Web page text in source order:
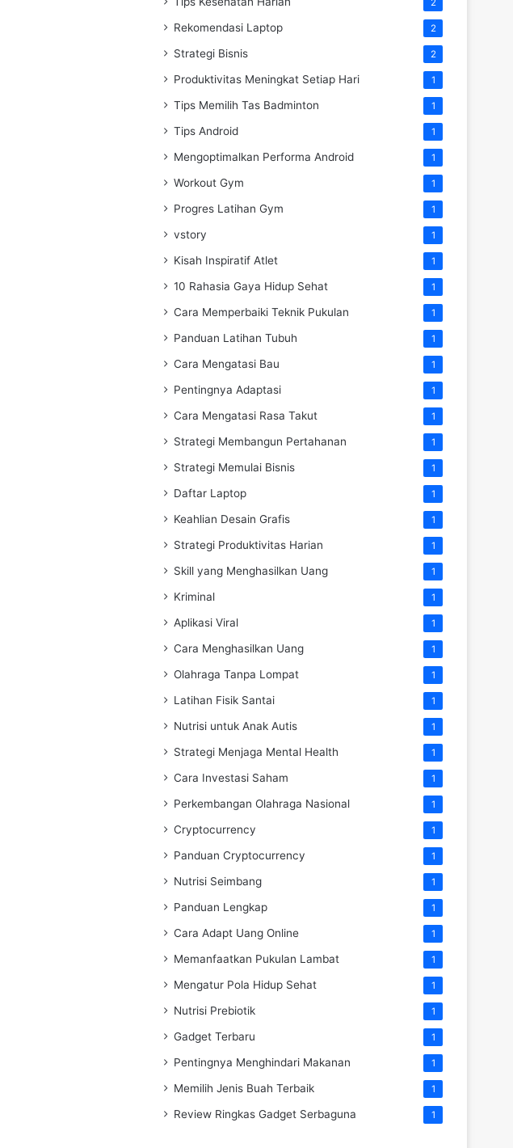
2
Rekomendasi Laptop 2
Strategi Bisnis 2
Produktivitas Meningkat Setiap Hari 1
Tips Memilih Tas Badminton 1
Tips Android 1
Mengoptimalkan Performa Android 1
Workout Gym 1
Progres Latihan Gym 1
vstory 1
Kisah Inspiratif Atlet 1
10 Rahasia Gaya Hidup Sehat 1
Cara Memperbaiki Teknik Pukulan 1
Panduan Latihan Tubuh 1
Cara Mengatasi Bau 1
Pentingnya Adaptasi 1
Cara Mengatasi Rasa Takut 1
Strategi Membangun Pertahanan 1
Strategi Memulai Bisnis 1
Daftar Laptop 1
Keahlian Desain Grafis 1
Strategi Produktivitas Harian 1
Skill yang Menghasilkan Uang 1
Kriminal 1
Aplikasi Viral 1
Cara Menghasilkan Uang 1
Olahraga Tanpa Lompat 1
Latihan Fisik Santai 1
Nutrisi untuk Anak Autis 1
Strategi Menjaga Mental Health 1
Cara Investasi Saham 1
Perkembangan Olahraga Nasional 1
Cryptocurrency 1
Panduan Cryptocurrency 1
Nutrisi Seimbang 1
Panduan Lengkap 1
Cara Adapt Uang Online 1
Memanfaatkan Pukulan Lambat 1
Mengatur Pola Hidup Sehat 1
Nutrisi Prebiotik 1
Gadget Terbaru 1
Pentingnya Menghindari Makanan 1
Memilih Jenis Buah Terbaik 1
Review Ringkas Gadget Serbaguna 1